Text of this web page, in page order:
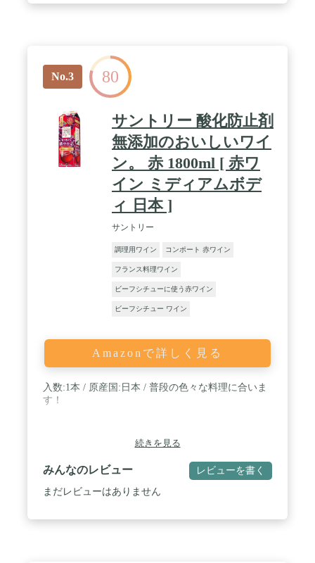
No.3 80
サントリー 酸化防止剤
無添加のおいしいワイ
ン。 赤 1800ml [ 赤ワ
イン ミディアムボデ
ィ 日本 ]
サントリー
調理用ワイン コンポート 赤ワイン
フランス料理ワイン
ビーフシチューに使う赤ワイン
ビーフシチュー ワイン
Amazonで詳しく見る
入数:1本 / 原産国:日本 / 普段の色々な料理に合いま
す！
続きを見る
みんなのレビュー レビューを書く
まだレビューはありません